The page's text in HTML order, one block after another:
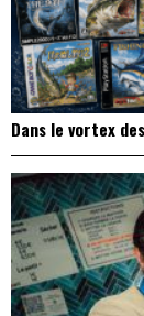
Dans le vortex